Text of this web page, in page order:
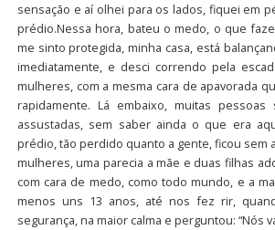
sensação e aí olhei para os lados, fiquei em
prédio.Nessa hora, bateu o medo, o que
me sinto protegida, minha casa, está
imediatamente, e desci correndo pela
mulheres, com a mesma cara de apavorada
rapidamente. Lá embaixo, muitas
assustadas, sem saber ainda o que era
prédio, tão perdido quanto a gente, ficou sem
mulheres, uma parecia a mãe e duas filhas
com cara de medo, como todo mundo, e a
menos uns 13 anos, até nos fez rir,
segurança, na maior calma e perguntou: “Nós